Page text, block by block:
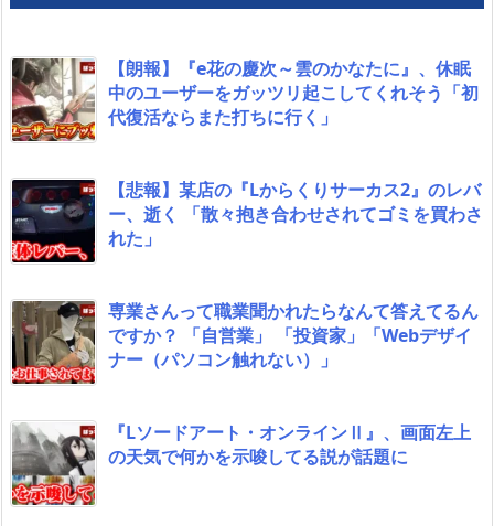
【朗報】『e花の慶次～雲のかなたに』、休眠
中のユーザーをガッツリ起こしてくれそう「初
代復活ならまた打ちに行く」
【悲報】某店の『Lからくりサーカス2』のレバ
ー、逝く 「散々抱き合わせされてゴミを買わさ
れた」
専業さんって職業聞かれたらなんて答えてるん
ですか？ 「自営業」 「投資家」「Webデザイ
ナー（パソコン触れない）」
『Lソードアート・オンラインⅡ』、画面左上
の天気で何かを示唆してる説が話題に